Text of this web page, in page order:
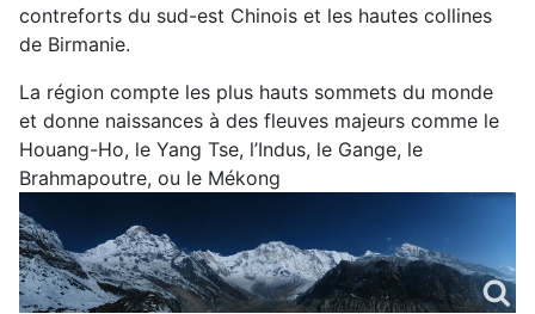
contreforts du sud-est Chinois et les hautes collines
de Birmanie.
La région compte les plus hauts sommets du monde
et donne naissances à des fleuves majeurs comme le
Houang-Ho, le Yang Tse, l’Indus, le Gange, le
Brahmapoutre, ou le Mékong